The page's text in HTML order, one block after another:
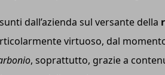
dall’azienda sul versante della
virtuoso, dal
, soprattutto, grazie a